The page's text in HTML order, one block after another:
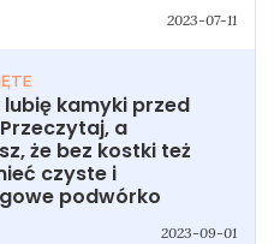
2023-07-11
kamyki przed
a
że bez kostki też
czyste i
podwórko
2023-09-01